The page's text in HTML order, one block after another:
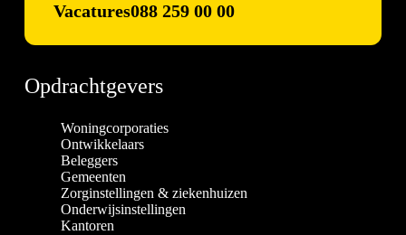
Vacatures088 259 00 00
Opdrachtgevers
Woningcorporaties
Ontwikkelaars
Beleggers
Gemeenten
Zorginstellingen & ziekenhuizen
Onderwijsinstellingen
Kantoren